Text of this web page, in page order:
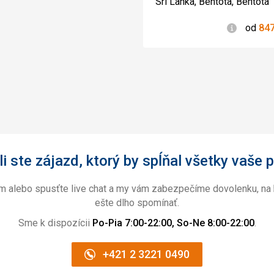
od
ste zájazd, ktorý by spĺňal všetky vaše
alebo spusťte live chat a my vám zabezpečíme dovolenku, na
ešte dlho spomínať.
Sme k dispozícii Po-Pia 7:00-22:00, So-Ne 8:00-22:00.
+421 2 3221 0490